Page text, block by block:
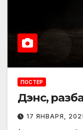
ПОСТЕР
Дэнс,
17 ЯНВАРЯ,